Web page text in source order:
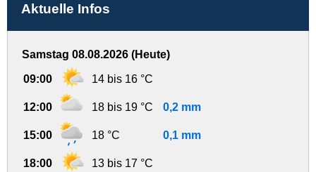
Aktuelle Infos
Samstag 08.08.2026 (Heute)
09:00 14 bis 16 °C
12:00 18 bis 19 °C 0,2 mm
15:00 18 °C 0,1 mm
18:00 13 bis 17 °C